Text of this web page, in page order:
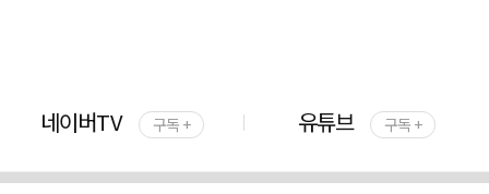
네이버TV 구독 + 유튜브 구독 +